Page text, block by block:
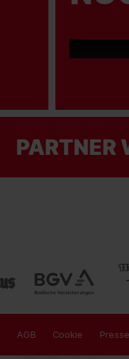
PARTNER
AGB Cookie Presse